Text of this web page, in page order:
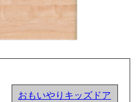
おもいやりキッズドア